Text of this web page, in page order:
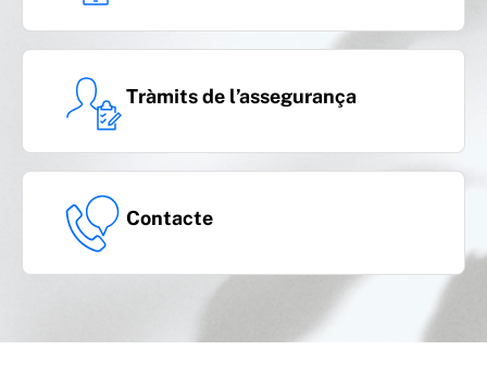
Tràmits de l’assegurança
Contacte